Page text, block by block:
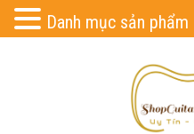
Danh mục sản phẩm